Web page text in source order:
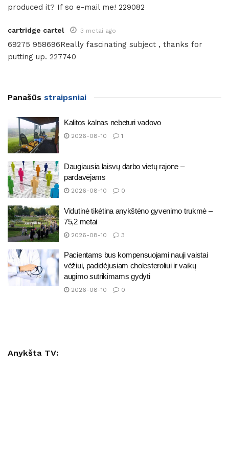
produced it? If so e-mail me! 229082
cartridge cartel 3 metai ago
69275 958696Really fascinating subject , thanks for
putting up. 227740
Panašūs straipsniai
Kalitos kalnas nebeturi vadovo
2026-08-10 1
Daugiausia laisvų darbo vietų rajone –
pardavėjams
2026-08-10 0
Vidutinė tikėtina anykštėno gyvenimo trukmė –
75,2 metai
2026-08-10 3
Pacientams bus kompensuojami nauji vaistai
vėžiui, padidėjusiam cholesteroliui ir vaikų
augimo sutrikimams gydyti
2026-08-10 0
Anykšta TV: